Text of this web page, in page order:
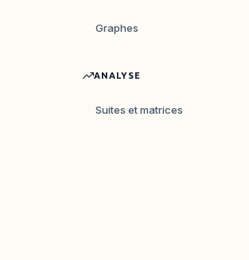
Graphes
ANALYSE
Suites et matrices